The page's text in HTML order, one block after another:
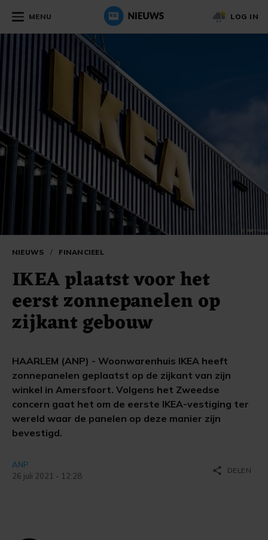
MENU LOG IN
NIEUWS / FINANCIEEL
IKEA plaatst voor het
eerst zonnepanelen op
zijkant gebouw
HAARLEM (ANP) - Woonwarenhuis IKEA heeft
zonnepanelen geplaatst op de zijkant van zijn
winkel in Amersfoort. Volgens het Zweedse
concern gaat het om de eerste IKEA-vestiging ter
wereld waar de panelen op deze manier zijn
bevestigd.
ANP
26 juli 2021 - 12:28
share DELEN